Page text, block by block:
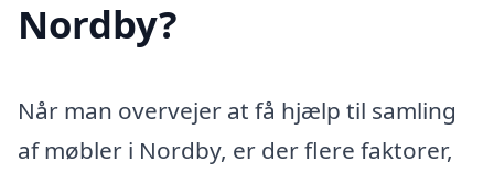
Nordby?
Når man overvejer at få hjælp til samling
af møbler i Nordby, er der flere faktorer,